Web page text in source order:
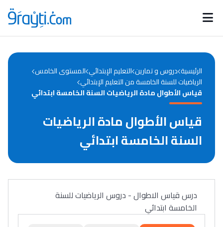
Catégories
d'actualités
Annonces bourses
الرئيسية دروس و تمارين التعليم الإبتدائي المستوى الخامس
الرياضيات للسنة الخامسة من التعليم الإبتدائي
قياس الأطوال مادة الرياضيات السنة الخامسة ابتدائي
قياس الأطوال مادة الرياضيات
السنة الخامسة ابتدائي
درس قياس الاطوال - دروس الرياضيات للسنة
الخامسة ابتدائي